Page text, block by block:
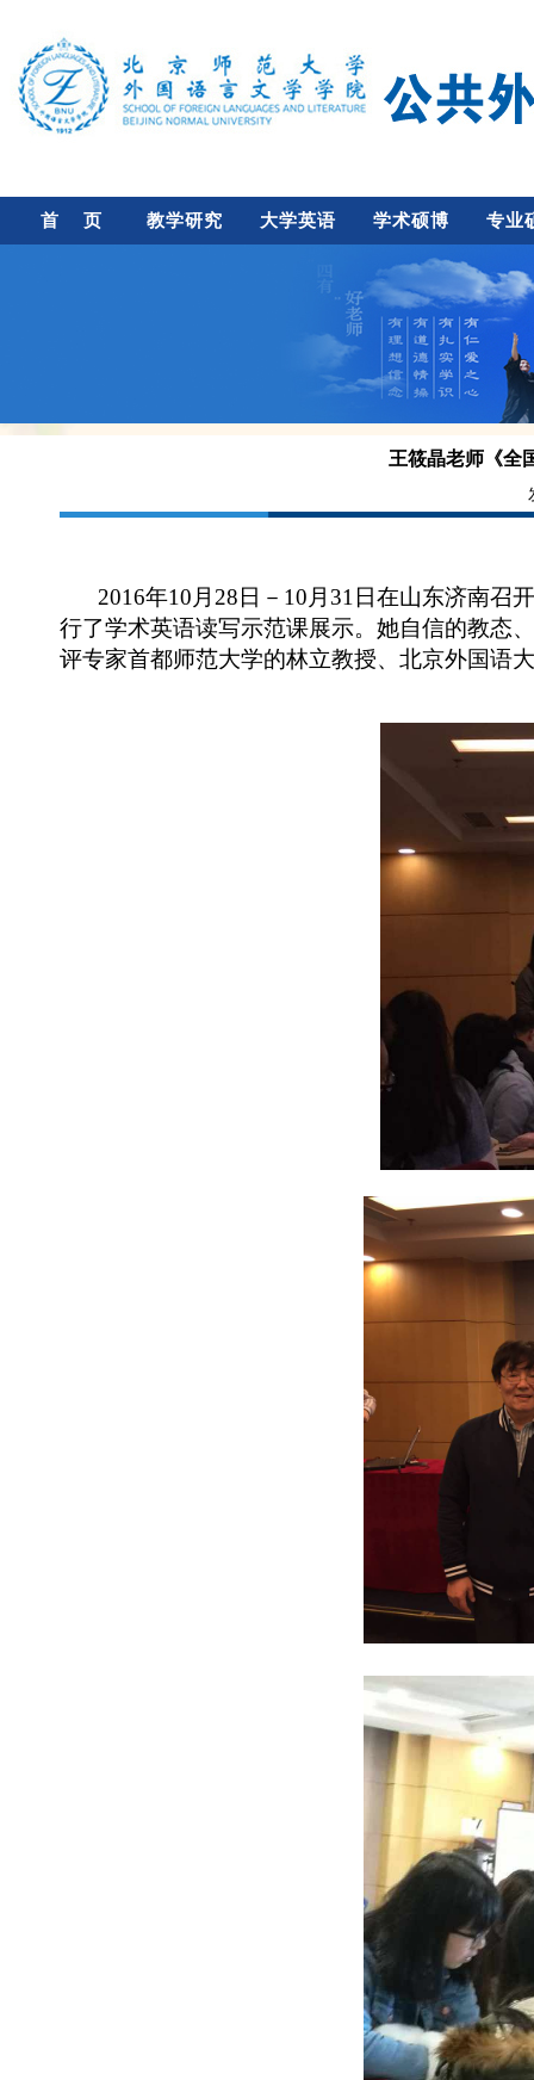
首 页 教学研究 大学英语 学术硕博 专业
王筱晶老师《全
2016年10 月 28日－ 10 月 31 日在山东济南召
行了学术英语读写示范课展示。她自信的教态
评专家首都师范大学的林立教授、北京外国语